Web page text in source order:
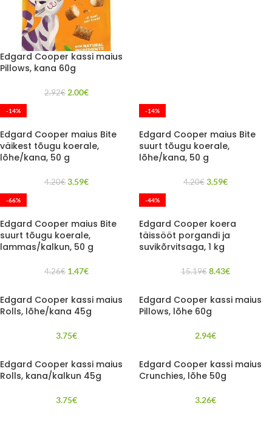
Edgard Cooper kassi maius
Pillows, kana 60g
2.92€ 2.00€
-14%
Edgard Cooper maius Bite
väikest tõugu koerale,
lõhe/kana, 50 g
4.20€ 3.59€
-14%
Edgard Cooper maius Bite
suurt tõugu koerale,
lõhe/kana, 50 g
4.20€ 3.59€
-66%
Edgard Cooper maius Bite
suurt tõugu koerale,
lammas/kalkun, 50 g
4.26€ 1.47€
-44%
Edgard Cooper koera
täissööt porgandi ja
suvikõrvitsaga, 1 kg
15.19€ 8.43€
Edgard Cooper kassi maius
Rolls, lõhe/kana 45g
3.75€
Edgard Cooper kassi maius
Pillows, lõhe 60g
2.94€
Edgard Cooper kassi maius
Rolls, kana/kalkun 45g
3.75€
Edgard Cooper kassi maius
Crunchies, lõhe 50g
3.26€